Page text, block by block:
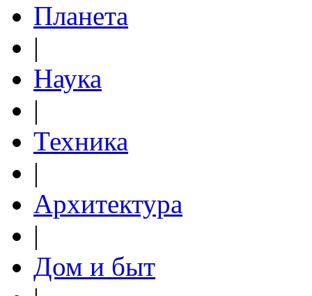
Планета
|
Наука
|
Техника
|
Архитектура
|
Дом и быт